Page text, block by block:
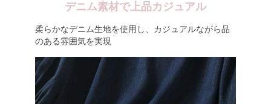
デニム素材で上品カジュアル
柔らかなデニム生地を使用し、カジュアルながら品
のある雰囲気を実現